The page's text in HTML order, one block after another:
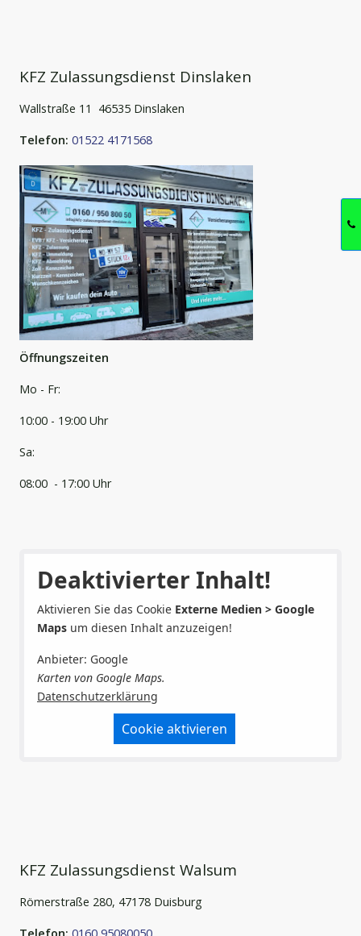
KFZ Zulassungsdienst Dinslaken
Wallstraße 11 46535 Dinslaken
Telefon: 01522 4171568
Öffnungszeiten
Mo - Fr:
10:00 - 19:00 Uhr
Sa:
08:00 - 17:00 Uhr
Deaktivierter Inhalt!
Aktivieren Sie das Cookie Externe Medien > Google
Maps um diesen Inhalt anzuzeigen!
Anbieter: Google
Karten von Google Maps.
Datenschutzerklärung
Cookie aktivieren
KFZ Zulassungsdienst Walsum
Römerstraße 280, 47178 Duisburg